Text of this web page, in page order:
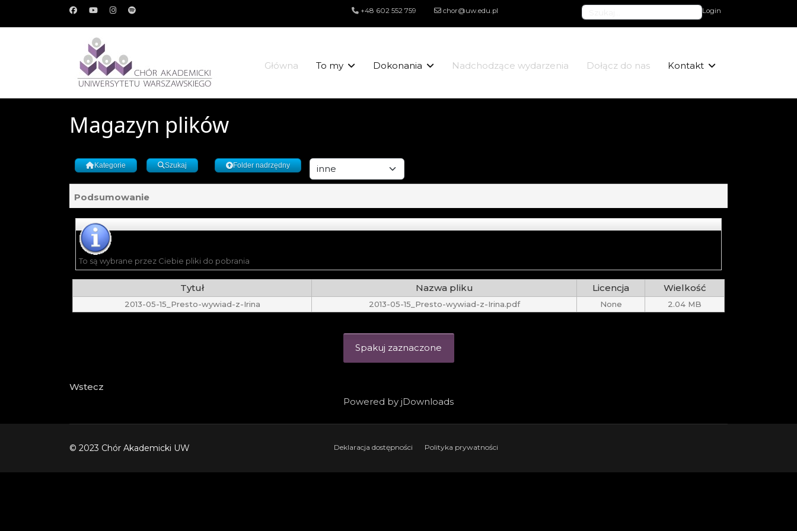
+48 602 552 759 chor@uw.edu.pl Login
Szukaj
Główna To my Dokonania Nadchodzące wydarzenia Dołącz do nas Kontakt
Magazyn plików
Kategorie Szukaj Folder nadrzędny
Podsumowanie
To są wybrane przez Ciebie pliki do pobrania
Tytuł Nazwa pliku Licencja Wielkość
2013-05-15_Presto-wywiad-z-Irina 2013-05-15_Presto-wywiad-z-Irina.pdf None 2.04 MB
Spakuj zaznaczone
Wstecz
Powered by jDownloads
© 2023 Chór Akademicki UW Deklaracja dostępności Polityka prywatności